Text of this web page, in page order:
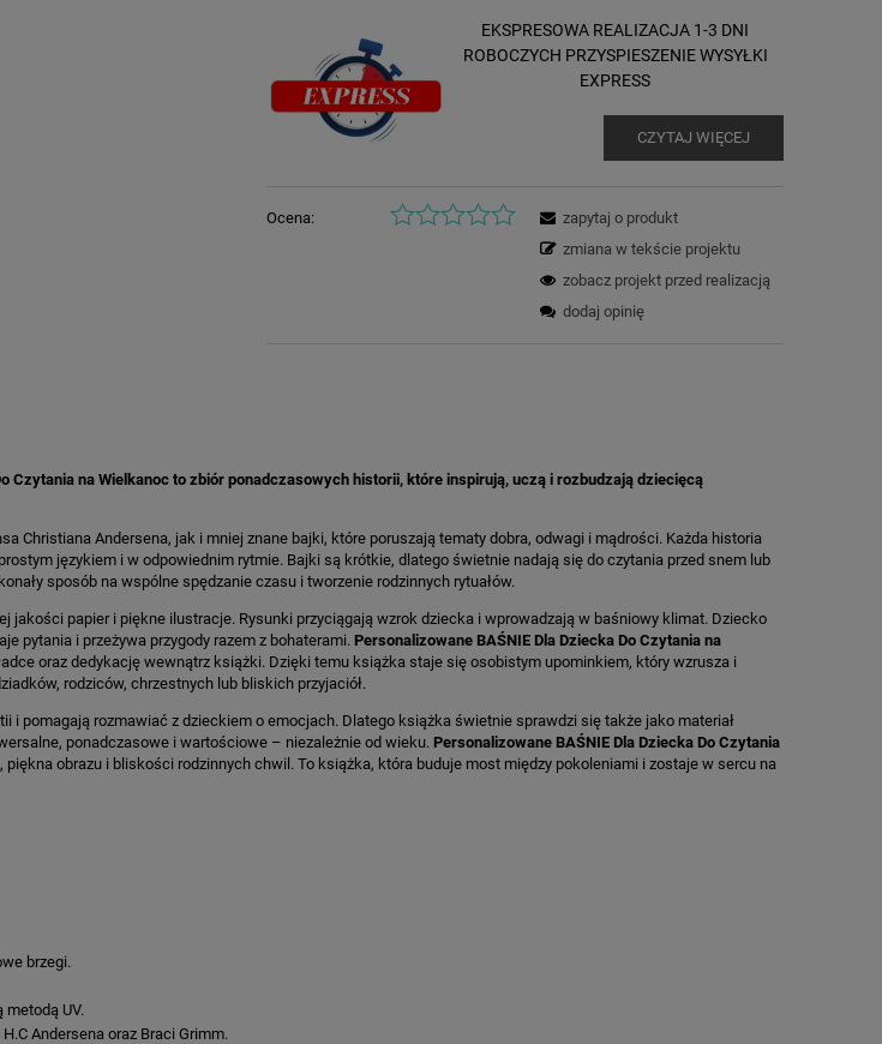
GIRLANDA BIAŁE PIÓRKA ZE ZŁOTEM
4,30 zł
Cena regularna:
Najniższa cena:7,30 zł
DO KOSZYKA
EKSPRESOWA REALIZACJA 1-3 DNI
ROBOCZYCH PRZYSPIESZENIE WYSYŁKI
EXPRESS
CZYTAJ WIĘCEJ
Ocena:
zapytaj o produkt
zmiana w tekście projektu
zobacz projekt przed realizacją
dodaj opinię
Czytania na Wielkanoc to zbiór ponadczasowych historii, które inspirują, uczą i rozbudzają dziecięcą
Christiana Andersena, jak i mniej znane bajki, które poruszają tematy dobra, odwagi i mądrości. Każda historia
językiem i w odpowiednim rytmie. Bajki są krótkie, dlatego świetnie nadają się do czytania przed snem lub
sposób na wspólne spędzanie czasu i tworzenie rodzinnych rytuałów.
jakości papier i piękne ilustracje. Rysunki przyciągają wzrok dziecka i wprowadzają w baśniowy klimat. Dziecko
pytania i przeżywa przygody razem z bohaterami. Personalizowane BAŚNIE Dla Dziecka Do Czytania na
oraz dedykację wewnątrz książki. Dzięki temu książka staje się osobistym upominkiem, który wzrusza i
rodziców, chrzestnych lub bliskich przyjaciół.
i pomagają rozmawiać z dzieckiem o emocjach. Dlatego książka świetnie sprawdzi się także jako materiał
ponadczasowe i wartościowe – niezależnie od wieku. Personalizowane BAŚNIE Dla Dziecka Do Czytania
piękna obrazu i bliskości rodzinnych chwil. To książka, która buduje most między pokoleniami i zostaje w sercu na
brzegi.
UV.
Andersena oraz Braci Grimm.